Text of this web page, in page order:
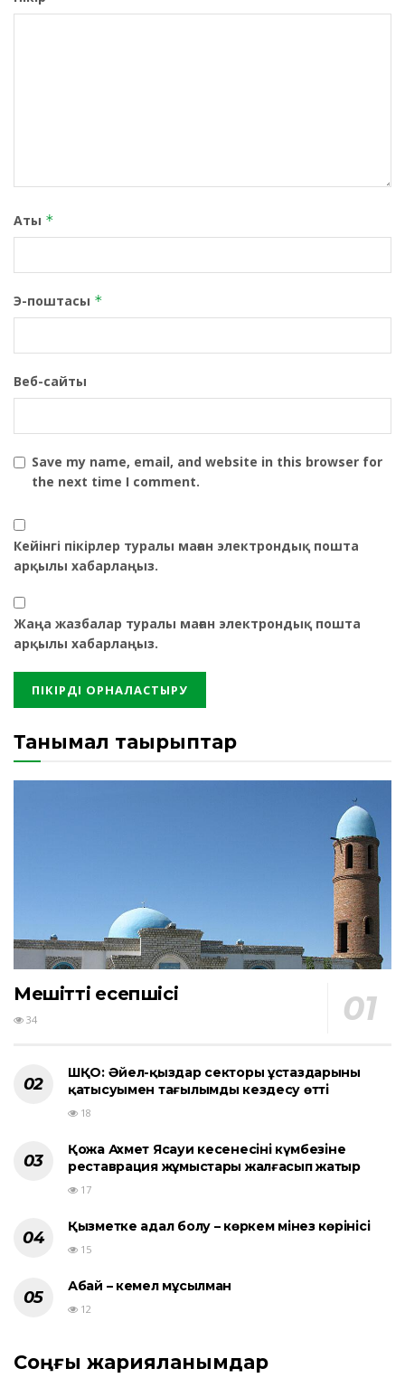
Аты *
Э-поштасы *
Веб-сайты
Save my name, email, and website in this browser for
the next time I comment.
Кейінгі пікірлер туралы маған электрондық пошта
арқылы хабарлаңыз.
Жаңа жазбалар туралы маған электрондық пошта
арқылы хабарлаңыз.
Танымал тақырыптар
Мешіттің есепшісі
34
ШҚО: Әйел-қыздар секторы ұстаздарының
қатысуымен тағылымды кездесу өтті
18
Қожа Ахмет Ясауи кесенесінің күмбезіне
реставрация жұмыстары жалғасып жатыр
17
Қызметке адал болу – көркем мінез көрінісі
15
Абай – кемел мұсылман
12
Соңғы жарияланымдар